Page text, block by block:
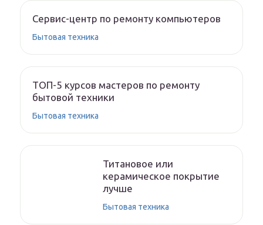
Сервис-центр по ремонту компьютеров
Бытовая техника
ТОП-5 курсов мастеров по ремонту
бытовой техники
Бытовая техника
Титановое или
керамическое покрытие
лучше
Бытовая техника